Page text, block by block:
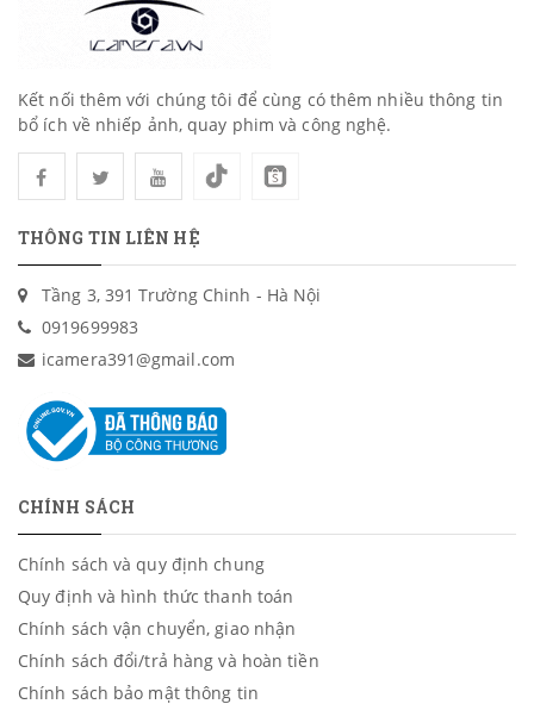
Kết nối thêm với chúng tôi để cùng có thêm nhiều thông tin
bổ ích về nhiếp ảnh, quay phim và công nghệ.
THÔNG TIN LIÊN HỆ
Tầng 3, 391 Trường Chinh - Hà Nội
0919699983
icamera391@gmail.com
CHÍNH SÁCH
Chính sách và quy định chung
Quy định và hình thức thanh toán
Chính sách vận chuyển, giao nhận
Chính sách đổi/trả hàng và hoàn tiền
Chính sách bảo mật thông tin